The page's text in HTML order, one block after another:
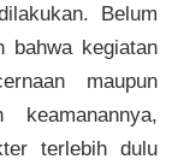
Belum
bahwa kegiatan
maupun
keamanannya,
terlebih dulu